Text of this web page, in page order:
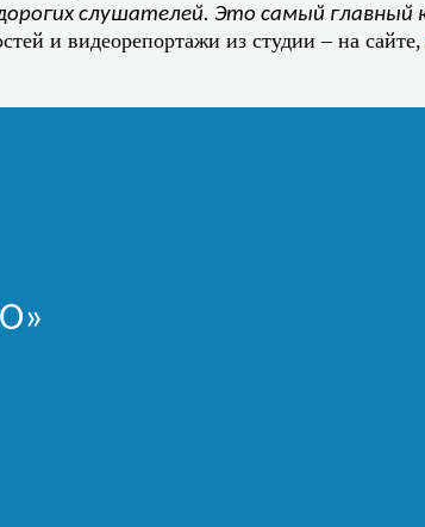
слушателей. Это самый главный
и видеорепортажи из студии – на сайте,